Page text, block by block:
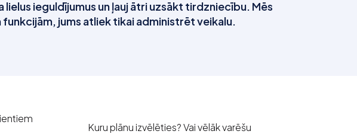
ieguldījumus un ļauj ātri uzsākt tirdzniecību. Mēs
jums atliek tikai administrēt veikalu.
Kuru plānu izvēlēties? Vai vēlāk varēšu